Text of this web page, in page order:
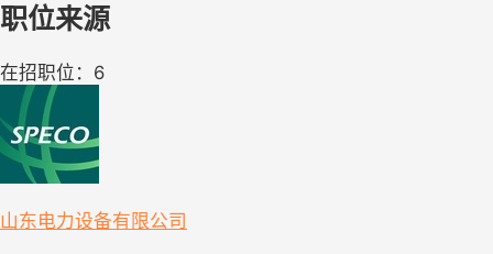
职位来源
在招职位：6
山东电力设备有限公司